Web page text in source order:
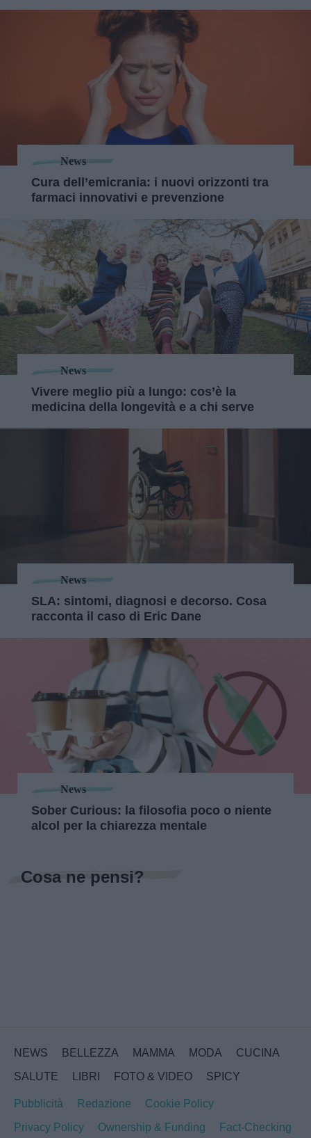
News
Cura dell’emicrania: i nuovi orizzonti tra
farmaci innovativi e prevenzione
News
Vivere meglio più a lungo: cos’è la
medicina della longevità e a chi serve
News
SLA: sintomi, diagnosi e decorso. Cosa
racconta il caso di Eric Dane
News
Sober Curious: la filosofia poco o niente
alcol per la chiarezza mentale
Cosa ne pensi?
NEWS BELLEZZA MAMMA MODA
CUCINA
SALUTE
LIBRI FOTO & VIDEO SPICY
Pubblicità Redazione
Cookie Policy
Privacy Policy
Ownership & Funding Fact-Checking